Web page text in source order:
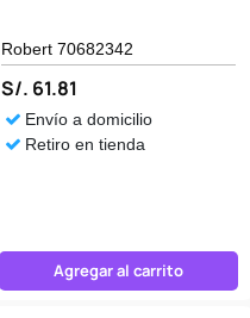
Robert 70682342
S/. 61.81
Envío a domicilio
Retiro en tienda
Agregar al carrito